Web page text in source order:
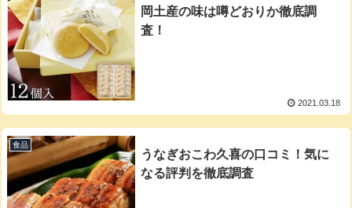
岡土産の味は噂どおりか徹底調
査！
2021.03.18
食品
うなぎおこわ久喜の口コミ！気に
なる評判を徹底調査